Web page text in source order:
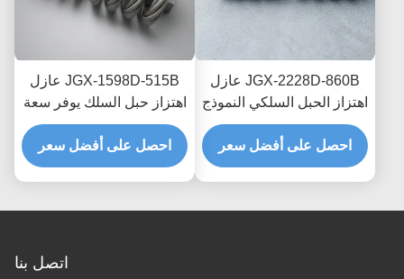
JGX-2228D-860B عازل
اهتزاز الحبل السلكي النموذج
السريع التجميع السريع
صمام الصدمة القابل
للتخصيص
احصل على أفضل سعر
JGX-1598D-515B عازل
اهتزاز حبل السلك يوفر سعة
تحميل قابلة للتطوير وعزل
الضوضاء المنقولة بالهيكل
احصل على أفضل سعر
اتصل بنا